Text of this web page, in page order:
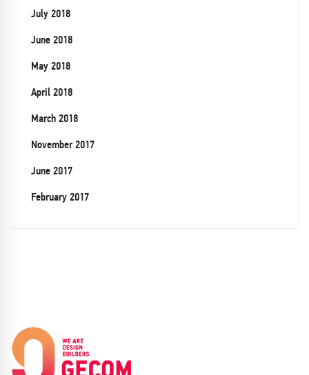
July 2018
June 2018
May 2018
April 2018
March 2018
November 2017
June 2017
February 2017